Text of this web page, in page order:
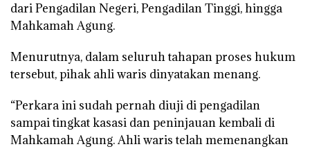
dari Pengadilan Negeri, Pengadilan Tinggi, hingga
Mahkamah Agung.
Menurutnya, dalam seluruh tahapan proses hukum
tersebut, pihak ahli waris dinyatakan menang.
“Perkara ini sudah pernah diuji di pengadilan
sampai tingkat kasasi dan peninjauan kembali di
Mahkamah Agung. Ahli waris telah memenangkan